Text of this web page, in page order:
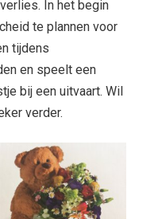
In het begin
te plannen voor
tijdens
en speelt een
bij een uitvaart. Wil
verder.